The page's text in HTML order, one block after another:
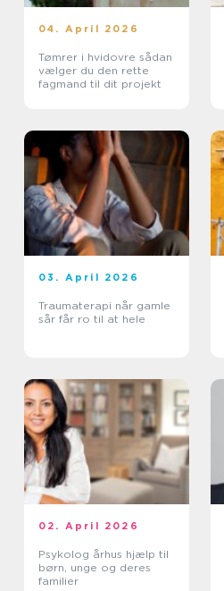
04. April 2026
Tømrer i hvidovre sådan
vælger du den rette
fagmand til dit projekt
03. April 2026
Traumaterapi når gamle
sår får ro til at hele
02. April 2026
Psykolog århus hjælp til
børn, unge og deres
familier